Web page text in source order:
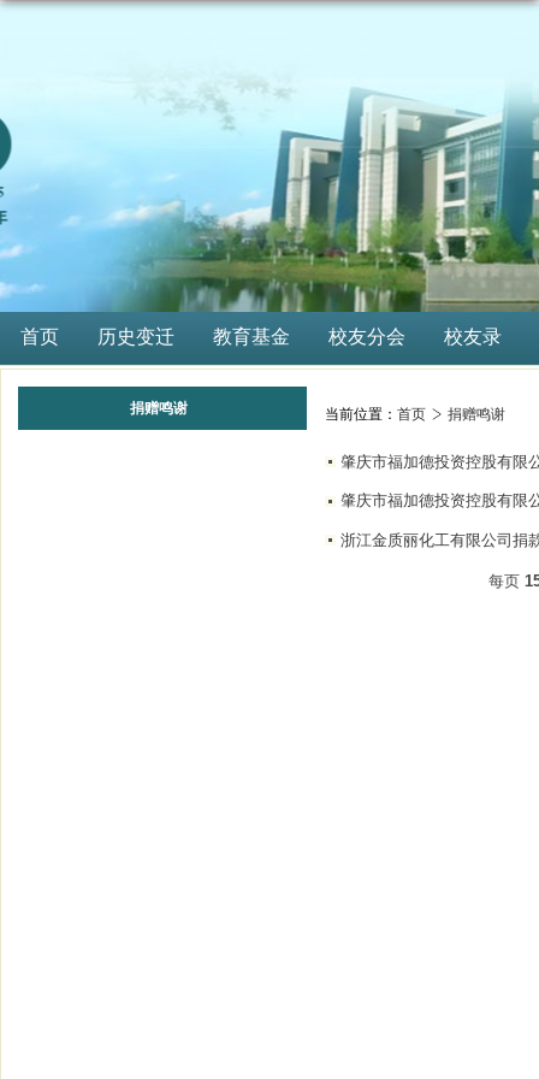
首页 历史变迁 教育基金 校友分会 校友录
捐赠鸣谢 当前位置： 首页 捐赠鸣谢
肇庆市福加德投资控股有限
肇庆市福加德投资控股有限
浙江金质丽化工有限公司捐
每页